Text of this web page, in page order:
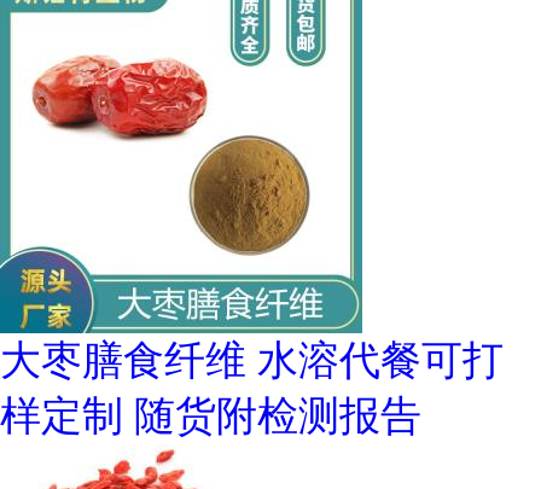
大枣膳食纤维 水溶代餐可打
样定制 随货附检测报告